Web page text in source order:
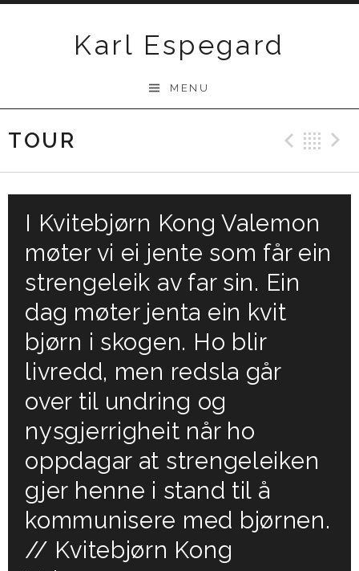
Karl Espegard
MENU
TOUR
I Kvitebjørn Kong Valemon
møter vi ei jente som får ein
strengeleik av far sin. Ein
dag møter jenta ein kvit
bjørn i skogen. Ho blir
livredd, men redsla går
over til undring og
nysgjerrigheit når ho
oppdagar at strengeleiken
gjer henne i stand til å
kommunisere med bjørnen.
// Kvitebjørn Kong